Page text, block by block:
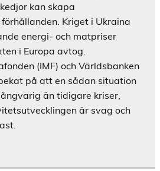
kan skapa
Kriget i Ukraina
energi- och matpriser
i Europa avtog.
(IMF) och Världsbanken
på att en sådan situation
än tidigare kriser,
är svag och